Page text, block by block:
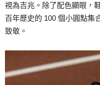
視為吉兆。除了配色顯眼，
百年歷史的 100 個小圓點集
致敬。